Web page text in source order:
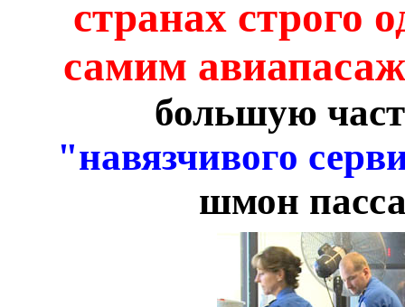
странах строго
самим
большую
"навязчивого
шмон